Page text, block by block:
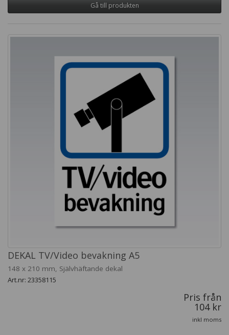
Gå till produkten
DEKAL TV/Video bevakning A5
148 x 210 mm, Självhäftande dekal
Art.nr: 23358115
Pris från
104 kr
inkl moms